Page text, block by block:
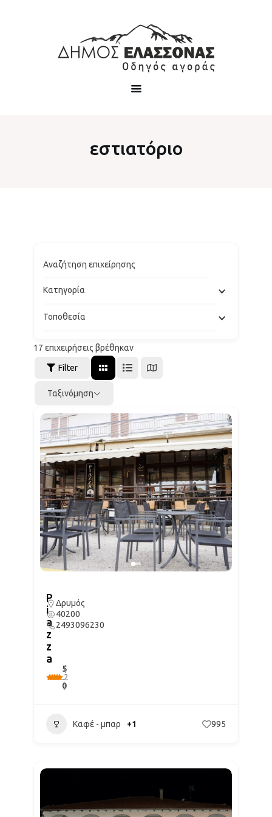
εστιατόριο
Αναζήτηση επιχείρησης
Κατηγορία
Τοποθεσία
17 επιχειρήσεις βρέθηκαν
Filter
Ταξινόμηση
P
i
a
z
z
a
5
.
0
(
2
)
Δρυμός
40200
2493096230
Καφέ - μπαρ +1 995